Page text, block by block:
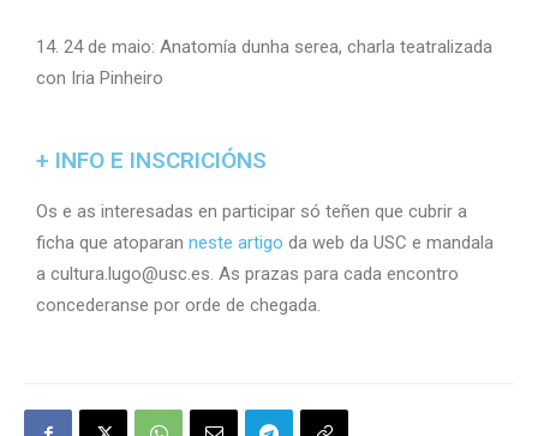
14. 24 de maio: Anatomía dunha serea, charla teatralizada
con Iria Pinheiro
+ INFO E INSCRICIÓNS
Os e as interesadas en participar só teñen que cubrir a
ficha que atoparan neste artigo da web da USC e mandala
a cultura.lugo@usc.es. As prazas para cada encontro
concederanse por orde de chegada.